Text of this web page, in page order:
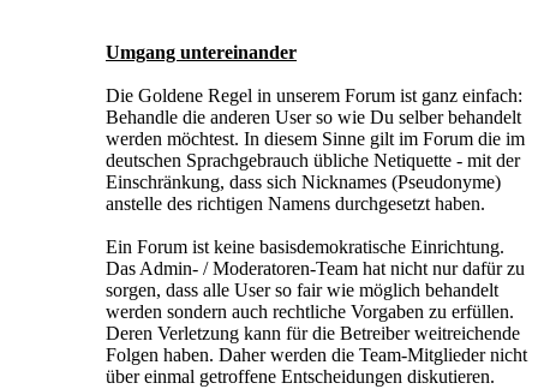
Umgang untereinander
Die Goldene Regel in unserem Forum ist ganz einfach:
Behandle die anderen User so wie Du selber behandelt
werden möchtest. In diesem Sinne gilt im Forum die im
deutschen Sprachgebrauch übliche Netiquette - mit der
Einschränkung, dass sich Nicknames (Pseudonyme)
anstelle des richtigen Namens durchgesetzt haben.
Ein Forum ist keine basisdemokratische Einrichtung.
Das Admin- / Moderatoren-Team hat nicht nur dafür zu
sorgen, dass alle User so fair wie möglich behandelt
werden sondern auch rechtliche Vorgaben zu erfüllen.
Deren Verletzung kann für die Betreiber weitreichende
Folgen haben. Daher werden die Team-Mitglieder nicht
über einmal getroffene Entscheidungen diskutieren.